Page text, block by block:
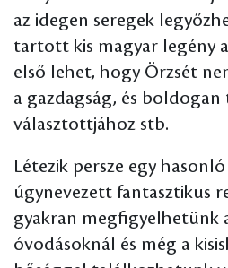
az idegen seregek
tartott kis magyar legény
első lehet, hogy Örzsét
a gazdagság, és boldogan
választottjához stb.
Létezik persze egy
úgynevezett fantasztikus
gyakran megfigyelhetünk
óvodásoknál és még a